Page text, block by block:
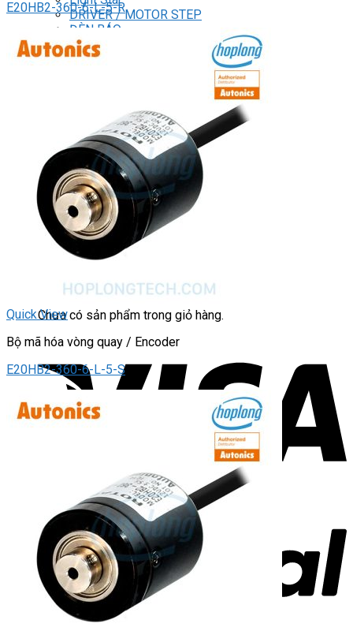
DRIVER / MOTOR STEP
ĐÈN BÁO
Đèn báo panel tròn
CHUYỂN MẠCH / NÚT NHẤN
Chuyển mạch có khóa
Công tắc dừng khẩn
Nút nhấn
Phích cắm / Ổ cắm / Công tắc
Can nhiệt
Tìm
kiếm:
Giỏ hàng
Chưa có sản phẩm trong giỏ hàng.
E20HB2-360-6-L-5-R
Quick View
Bộ mã hóa vòng quay / Encoder
E20HB2-360-6-L-5-S